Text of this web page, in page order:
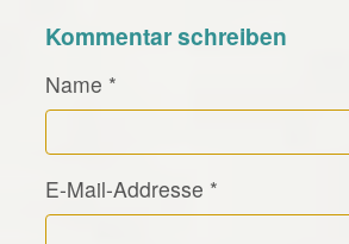
Kommentar schreiben
Name *
E-Mail-Addresse *